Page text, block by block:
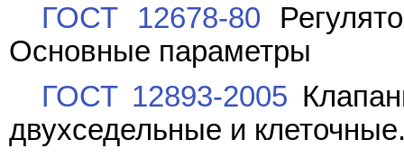
ГОСТ 12678-80
Основные параметры
ГОСТ 12893-2005
двухседельные и